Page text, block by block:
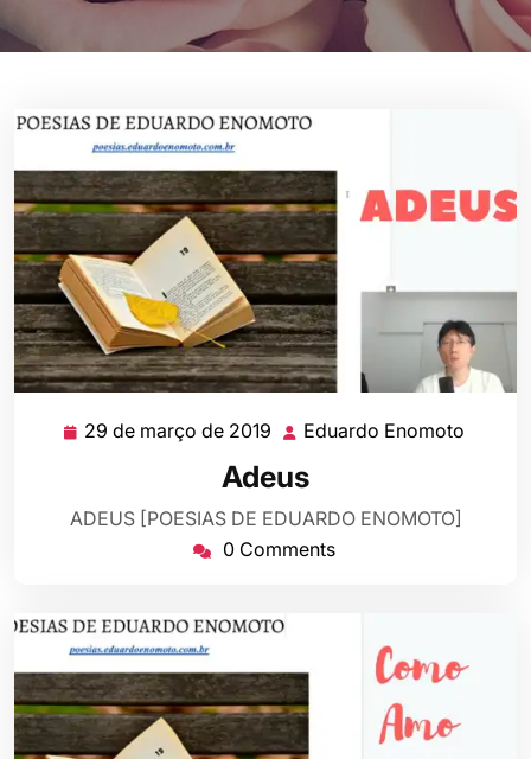
29 de março de 2019 29
março
de
2019
Eduardo Enomoto
Adeus
ADEUS [POESIAS DE EDUARDO ENOMOTO]
0 Comments